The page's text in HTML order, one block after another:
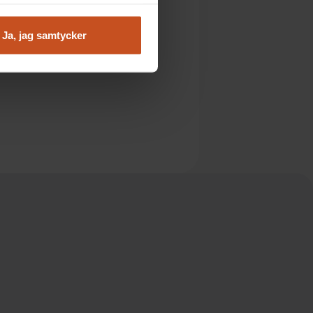
Ja, jag samtycker